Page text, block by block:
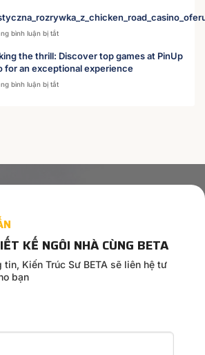
bình luận bị tắtở
the thrill: Discover top games at PinUp
for an exceptional experience
bình luận bị tắtở
PinUp
experience
KẾ NGÔI NHÀ CÙNG BETA
tin, Kiến Trúc Sư BETA sẽ liên hệ tư
bạn